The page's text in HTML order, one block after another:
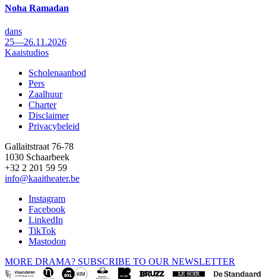
Noha Ramadan
dans
25—26.11.2026
Kaaistudios
Footer
Scholenaanbod
Pers
Zaalhuur
Charter
Disclaimer
Privacybeleid
Gallaitstraat 76-78
1030 Schaarbeek
+32 2 201 59 59
info@kaaitheater.be
Instagram
Facebook
LinkedIn
TikTok
Mastodon
MORE DRAMA? SUBSCRIBE TO OUR NEWSLETTER